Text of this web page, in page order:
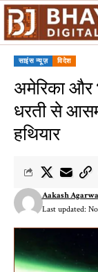
साइंस न्यूज़ विदेश
अमेरिका और
धरती से
हथियार
Last updated:
Aakash